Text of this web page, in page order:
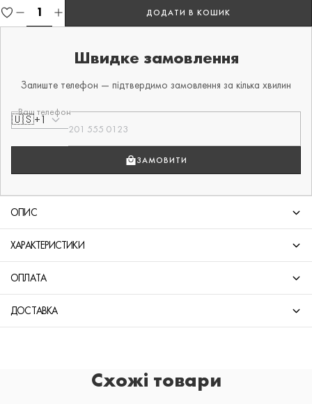
ДОДАТИ В КОШИК
Швидке замовлення
Залиште телефон — підтвердимо замовлення за кілька хвилин
Ваш телефон
🇺🇸+1
ЗАМОВИТИ
ОПИС
ХАРАКТЕРИСТИКИ
ОПЛАТА
ДОСТАВКА
Схожі товари